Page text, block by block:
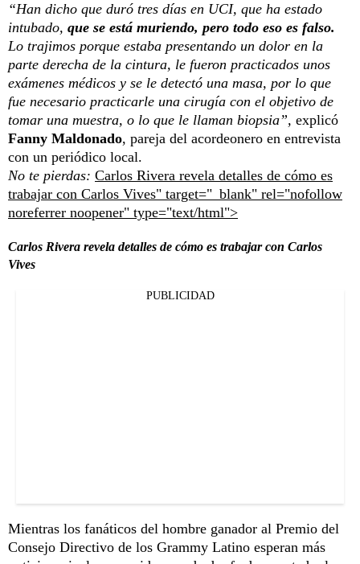
“Han dicho que duró tres días en UCI, que ha estado
intubado, que se está muriendo, pero todo eso es falso.
Lo trajimos porque estaba presentando un dolor en la
parte derecha de la cintura, le fueron practicados unos
exámenes médicos y se le detectó una masa, por lo que
fue necesario practicarle una cirugía con el objetivo de
tomar una muestra, o lo que le llaman biopsia”, explicó
Fanny Maldonado, pareja del acordeonero en entrevista
con un periódico local.
No te pierdas: Carlos Rivera revela detalles de cómo es
trabajar con Carlos Vives" target="_blank" rel="nofollow
noreferrer noopener" type="text/html">
Carlos Rivera revela detalles de cómo es trabajar con Carlos
Vives
PUBLICIDAD
Mientras los fanáticos del hombre ganador al Premio del
Consejo Directivo de los Grammy Latino esperan más